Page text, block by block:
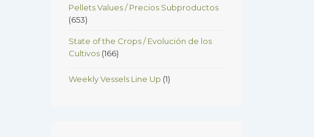
Pellets Values / Precios Subproductos
(653)
State of the Crops / Evolución de los
Cultivos (166)
Weekly Vessels Line Up (1)